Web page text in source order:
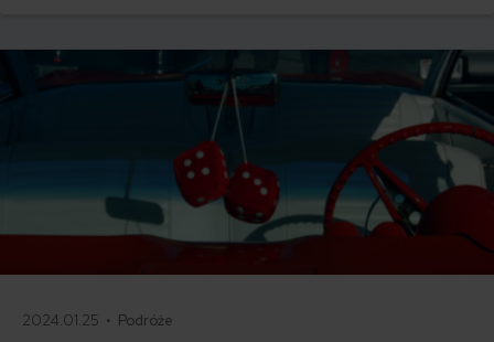
2024.01.25 • Podróże